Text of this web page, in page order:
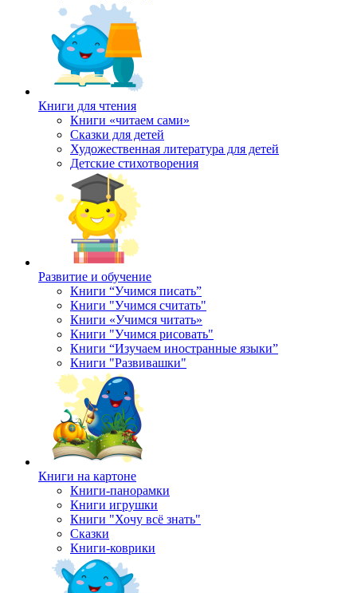
Книги для чтения
Книги «читаем сами»
Сказки для детей
Художественная литература для детей
Детские стихотворения
Развитие и обучение
Книги “Учимся писать”
Книги "Учимся считать"
Книги «Учимся читать»
Книги "Учимся рисовать"
Книги “Изучаем иностранные языки”
Книги "Развивашки"
Книги на картоне
Книги-панорамки
Книги игрушки
Книги "Хочу всё знать"
Сказки
Книги-коврики